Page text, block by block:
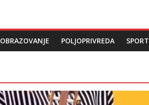
OBRAZOVANJE POLJOPRIVREDA SPORT